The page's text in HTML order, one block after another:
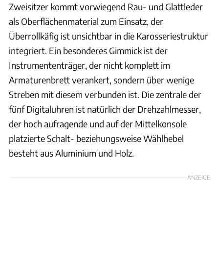
Zweisitzer kommt vorwiegend Rau- und Glattleder
als Oberflächenmaterial zum Einsatz, der
Überrollkäfig ist unsichtbar in die Karosseriestruktur
integriert. Ein besonderes Gimmick ist der
Instrumententräger, der nicht komplett im
Armaturenbrett verankert, sondern über wenige
Streben mit diesem verbunden ist. Die zentrale der
fünf Digitaluhren ist natürlich der Drehzahlmesser,
der hoch aufragende und auf der Mittelkonsole
platzierte Schalt- beziehungsweise Wählhebel
besteht aus Aluminium und Holz.
ANZEIGE